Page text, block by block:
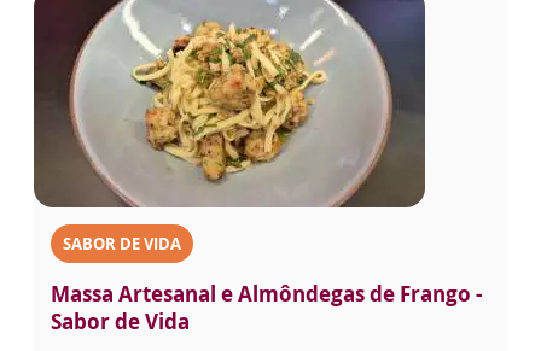
SABOR DE VIDA
Massa Artesanal e Almôndegas de Frango -
Sabor de Vida